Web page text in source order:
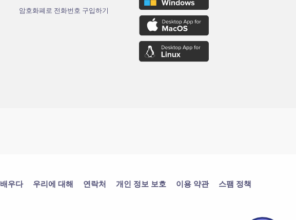
암호화폐로 전화번호 구입하기
배우다 우리에 대해 연락처 개인 정보 보호 이용 약관 스팸 정책